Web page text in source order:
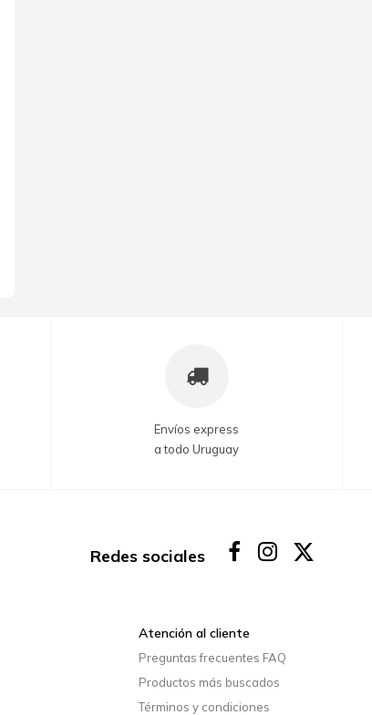
Envíos express
a todo Uruguay
Redes sociales
Atención al cliente
Preguntas frecuentes FAQ
Productos más buscados
Términos y condiciones